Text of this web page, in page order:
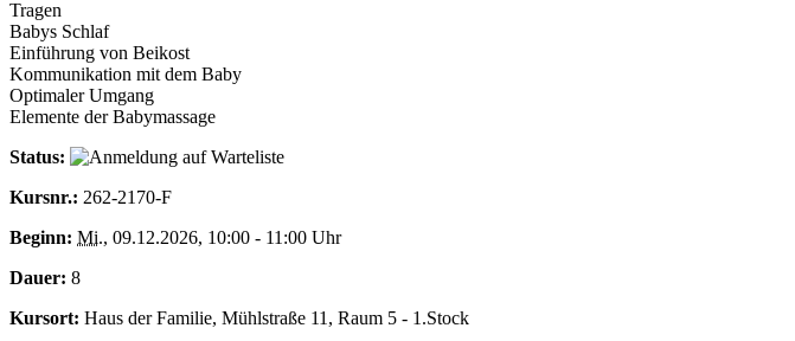
Tragen
Babys Schlaf
Einführung von Beikost
Kommunikation mit dem Baby
Optimaler Umgang
Elemente der Babymassage
Status:
Kursnr.: 262-2170-F
Beginn: Mi., 09.12.2026, 10:00 - 11:00 Uhr
Dauer: 8
Kursort: Haus der Familie, Mühlstraße 11, Raum 5 - 1.Stock